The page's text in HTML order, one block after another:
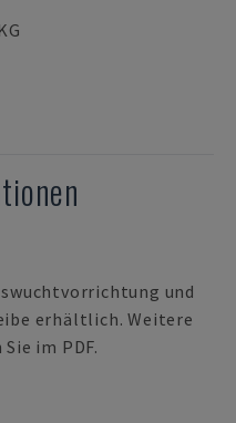
und
erhältlich. Weitere
im PDF.